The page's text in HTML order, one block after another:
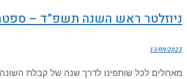
ניוזלטר ראש השנה תשפ”ד – ספטמבר
13/09/2023
מאחלים לכל שותפינו לדרך שנה של קבלת